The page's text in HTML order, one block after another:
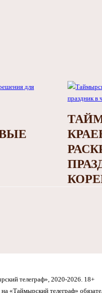
телеграф», 2020-2026. 18+
«Таймырский телеграф»